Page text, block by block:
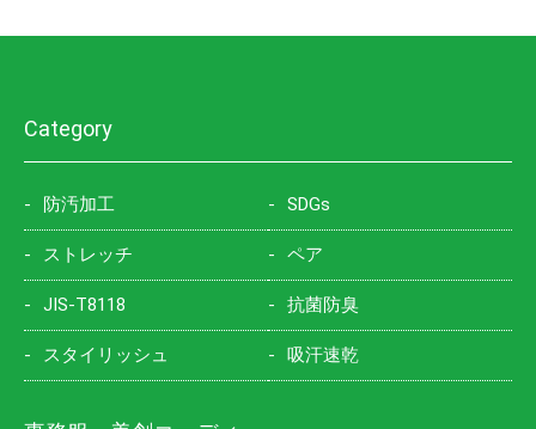
Category
防汚加工 SDGs
ストレッチ ペア
JIS-T8118 抗菌防臭
スタイリッシュ 吸汗速乾